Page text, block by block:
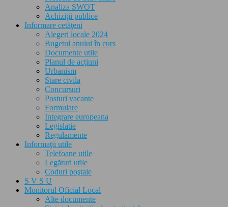
Analiza SWOT
Achiziții publice
Informare cetăţeni
Alegeri locale 2024
Bugetul anului în curs
Documente utile
Planul de acțiuni
Urbanism
Stare civila
Concursuri
Posturi vacante
Formulare
Integrare europeana
Legislatie
Regulamente
Informaţii utile
Telefoane utile
Legături utile
Coduri poştale
S V S U
Monitorul Oficial Local
Alte documente